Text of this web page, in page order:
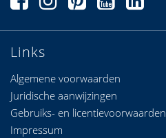
Links
Algemene voorwaarden
Juridische aanwijzingen
Gebruiks- en licentievoorwaarden
Impressum